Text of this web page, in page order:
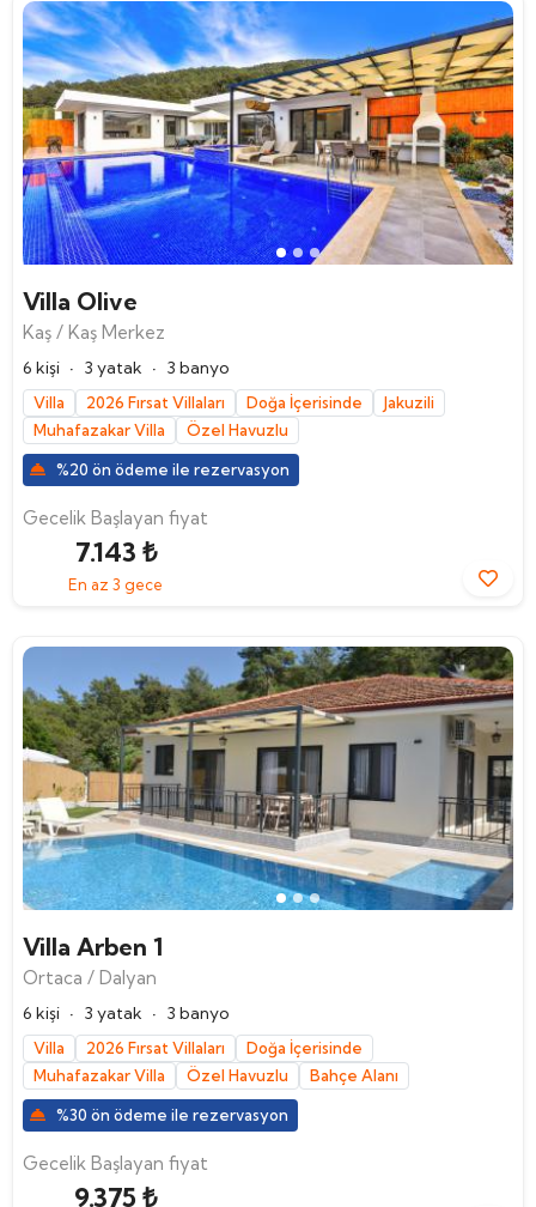
Villa Olive
Kaş / Kaş Merkez
6 kişi · 3 yatak · 3 banyo
Villa 2026 Fırsat Villaları Doğa İçerisinde
Jakuzili
Muhafazakar Villa
Özel Havuzlu
%20 ön ödeme ile rezervasyon
Gecelik Başlayan fiyat
7.143 ₺
En az 3 gece
Villa Arben 1
Ortaca / Dalyan
6 kişi · 3 yatak · 3 banyo
Villa 2026 Fırsat Villaları
Doğa İçerisinde
Muhafazakar Villa
Özel Havuzlu Bahçe Alanı
%30 ön ödeme ile rezervasyon
Gecelik Başlayan fiyat
9.375 ₺